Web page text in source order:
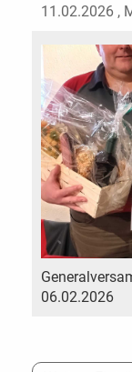
11.02.2026 ,
06.02.2026